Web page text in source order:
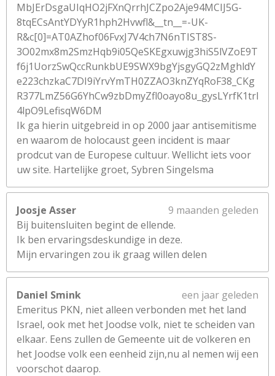
MbJErDsgaUIqHO2jFXnQrrhJCZpo2Aje94MCIJ5G-
8tqECsAntYDYyR1hph2Hvwfl&__tn__=-UK-
R&c[0]=AT0AZhof06FvxJ7V4ch7N6nTIST8S-
3O02mx8m2SmzHqb9i05QeSKEgxuwjg3hiS5lVZoE9T
f6j1UorzSwQccRunkbUE9SWX9bgYjsgyGQ2zMghldY
e223chzkaC7DI9iYrvYmTH0ZZAO3knZYqRoF38_CKg
R377LmZ56G6YhCw9zbDmyZfl0oayo8u_gysLYrfK1trl
4lpO9LefisqW6DM
Ik ga hierin uitgebreid in op 2000 jaar antisemitisme
en waarom de holocaust geen incident is maar
prodcut van de Europese cultuur. Wellicht iets voor
uw site. Hartelijke groet, Sybren Singelsma
Joosje Asser
9 maanden geleden
Bij buitensluiten begint de ellende.
Ik ben ervaringsdeskundige in deze.
Mijn ervaringen zou ik graag willen delen
Daniel Smink
een jaar geleden
Emeritus PKN, niet alleen verbonden met het land
Israel, ook met het Joodse volk, niet te scheiden van
elkaar. Eens zullen de Gemeente uit de volkeren en
het Joodse volk een eenheid zijn,nu al nemen wij een
voorschot daarop.